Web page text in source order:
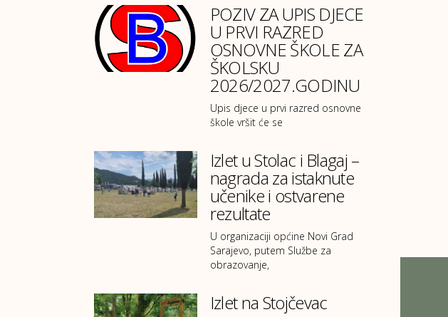
POZIV ZA UPIS DJECE
U PRVI RAZRED
OSNOVNE ŠKOLE ZA
ŠKOLSKU
2026/2027.GODINU
Upis djece u prvi razred osnovne
škole vršit će se
Izlet u Stolac i Blagaj –
nagrada za istaknute
učenike i ostvarene
rezultate
U organizaciji općine Novi Grad
Sarajevo, putem Službe za
obrazovanje,
Izlet na Stojčevac